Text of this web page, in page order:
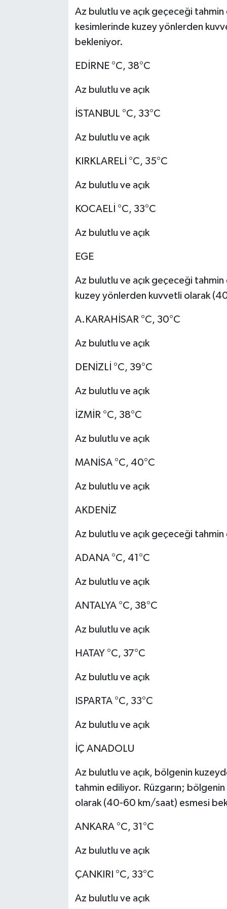
Az bulutlu ve açık geçeceği
kesimlerinde kuzey yönlerden
bekleniyor.
EDİRNE °C, 38°C
Az bulutlu ve açık
İSTANBUL °C, 33°C
Az bulutlu ve açık
KIRKLARELİ °C, 35°C
Az bulutlu ve açık
KOCAELİ °C, 33°C
Az bulutlu ve açık
EGE
Az bulutlu ve açık geçeceği tahmin
kuzey yönlerden kuvvetli olarak
A.KARAHİSAR °C, 30°C
Az bulutlu ve açık
DENİZLİ °C, 39°C
Az bulutlu ve açık
İZMİR °C, 38°C
Az bulutlu ve açık
MANİSA °C, 40°C
Az bulutlu ve açık
AKDENİZ
Az bulutlu ve açık geçeceği tahmin
ADANA °C, 41°C
Az bulutlu ve açık
ANTALYA °C, 38°C
Az bulutlu ve açık
HATAY °C, 37°C
Az bulutlu ve açık
ISPARTA °C, 33°C
Az bulutlu ve açık
İÇ ANADOLU
Az bulutlu ve açık, bölgenin
tahmin ediliyor. Rüzgarın;
olarak (40-60 km/saat) esmesi
ANKARA °C, 31°C
Az bulutlu ve açık
ÇANKIRI °C, 33°C
Az bulutlu ve açık